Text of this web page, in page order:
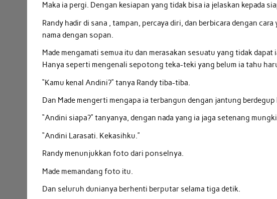
Maka ia pergi. Dengan kesiapan yang tidak bisa ia jelaskan kepada
Randy hadir di sana , tampan, percaya diri, dan berbicara dengan
nama dengan sopan.
Made mengamati semua itu dan merasakan sesuatu yang tidak
Hanya seperti mengenali sepotong teka-teki yang belum ia tahu
“Kamu kenal Andini?” tanya Randy tiba-tiba.
Dan Made mengerti mengapa ia terbangun dengan jantung
“Andini siapa?” tanyanya, dengan nada yang ia jaga setenang
“Andini Larasati. Kekasihku.”
Randy menunjukkan foto dari ponselnya.
Made memandang foto itu.
Dan seluruh dunianya berhenti berputar selama tiga detik.